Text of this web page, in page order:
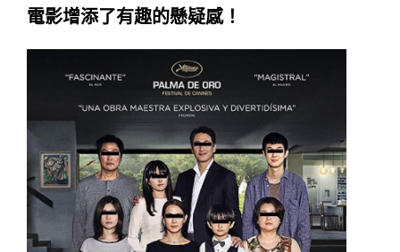
電影增添了有趣的懸疑感！